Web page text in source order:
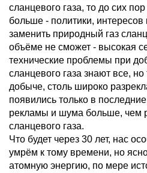
сланцевого газа, то до сих
больше - политики,
заменить природный газ
объёме не сможет - высокая
технические проблемы при
сланцевого газа знают все, но
добыче, столь широко
появились только в
рекламы и шума больше, чем
сланцевого газа.
Что будет через 30 лет, нас
умрём к тому времени, но
атомную энергию, по мере